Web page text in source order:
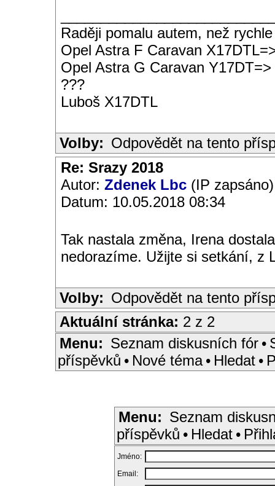
Raději pomalu autem, než
Opel Astra F Caravan
Opel Astra G Caravan Y17DT=>
???
Luboš X17DTL
Volby: Odpovědět na tento
Re: Srazy 2018
Autor: Zdenek Lbc (IP zapsáno)
Datum: 10.05.2018 08:34
Tak nastala změna, Irena
nedorazíme. Užijte si setkání, z
Volby: Odpovědět na tento
Aktuální stránka: 2 z 2
Menu: Seznam diskusních fór •
příspěvků • Nové téma • Hledat •
Menu: Seznam
příspěvků • Hledat •
Jméno:
Email: